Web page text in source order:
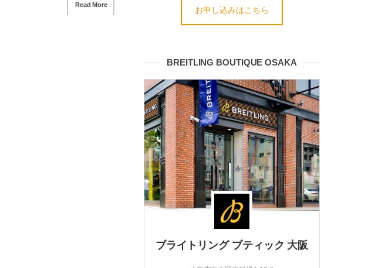
Read More
お申し込みはこちら
BREITLING BOUTIQUE OSAKA
ブライトリング ブティック 大阪